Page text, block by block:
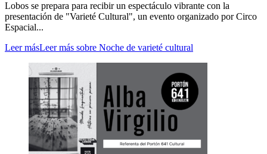
Lobos se prepara para recibir un espectáculo vibrante con la
presentación de "Varieté Cultural", un evento organizado por Circo
Espacial...
Leer másLeer más sobre Noche de varieté cultural